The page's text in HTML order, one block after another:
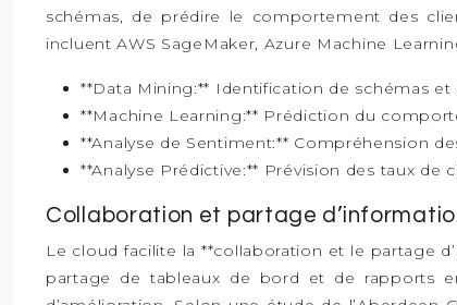
schémas, de prédire le comportement des
incluent AWS SageMaker, Azure Machine
**Data Mining:** Identification de schémas
**Machine Learning:** Prédiction du
**Analyse de Sentiment:** Compréhension
**Analyse Prédictive:** Prévision des taux de
Collaboration et partage
Le cloud facilite la **collaboration et le partage
partage de tableaux de bord et de rapports